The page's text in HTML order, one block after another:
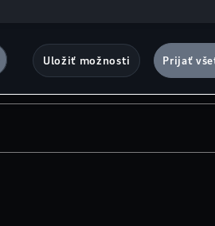
Uložiť možnosti Prijať